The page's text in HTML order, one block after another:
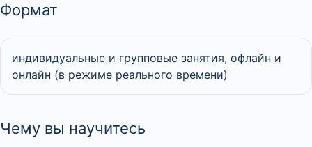
Формат
индивидуальные и групповые занятия, офлайн и
онлайн (в режиме реального времени)
Чему вы научитесь